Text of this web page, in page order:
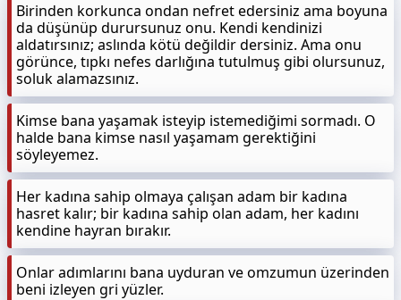
Birinden korkunca ondan nefret edersiniz ama boyuna
da düşünüp durursunuz onu. Kendi kendinizi
aldatırsınız; aslında kötü değildir dersiniz. Ama onu
görünce, tıpkı nefes darlığına tutulmuş gibi olursunuz,
soluk alamazsınız.
Kimse bana yaşamak isteyip istemediğimi sormadı. O
halde bana kimse nasıl yaşamam gerektiğini
söyleyemez.
Her kadına sahip olmaya çalışan adam bir kadına
hasret kalır; bir kadına sahip olan adam, her kadını
kendine hayran bırakır.
Onlar adımlarını bana uyduran ve omzumun üzerinden
beni izleyen gri yüzler.